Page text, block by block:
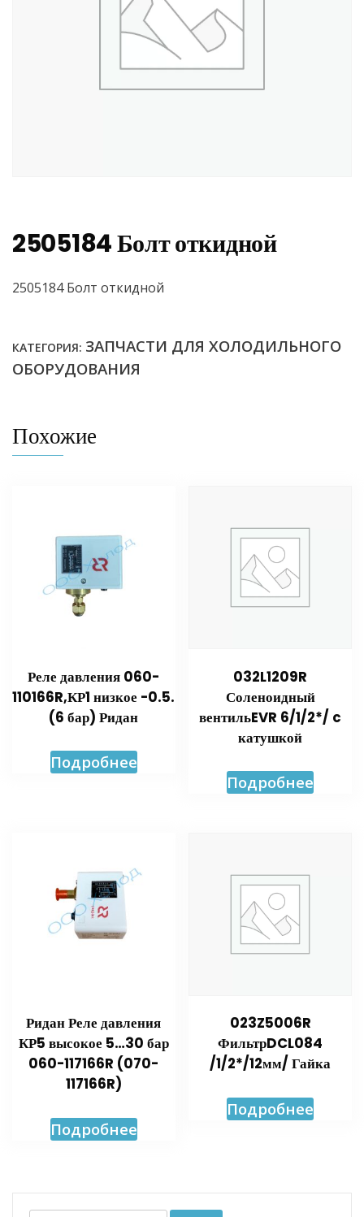
2505184 Болт откидной
2505184 Болт откидной
КАТЕГОРИЯ: ЗАПЧАСТИ ДЛЯ ХОЛОДИЛЬНОГО
ОБОРУДОВАНИЯ
Похожие
Реле давления 060-
110166R,КР1 низкое -0.5.
(6 бар) Ридан
Подробнее
032L1209R
Соленоидный
вентильEVR 6/1/2*/ c
катушкой
Подробнее
Ридан Реле давления
КР5 высокое 5…30 бар
060-117166R (070-
117166R)
Подробнее
023Z5006R
ФильтрDCL084
/1/2*/12мм/ Гайка
Подробнее